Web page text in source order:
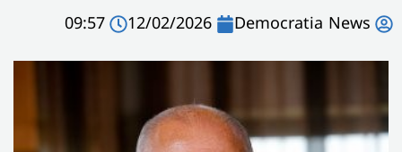
Democratia News
12/02/2026
09:57